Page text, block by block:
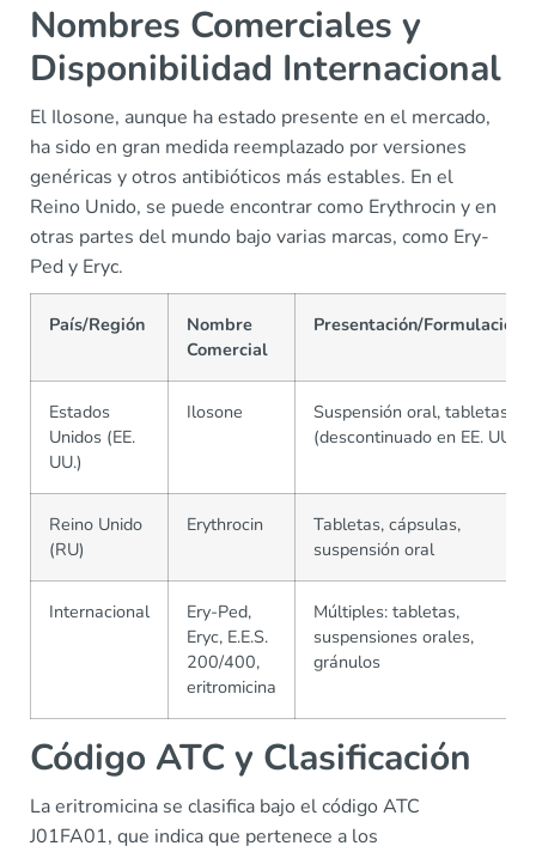
Nombres Comerciales y
Disponibilidad Internacional
El Ilosone, aunque ha estado presente en el mercado,
ha sido en gran medida reemplazado por versiones
genéricas y otros antibióticos más estables. En el
Reino Unido, se puede encontrar como Erythrocin y en
otras partes del mundo bajo varias marcas, como Ery-
Ped y Eryc.
País/Región
Nombre
Comercial
Presentación/Formulación
Estados
Unidos (EE.
UU.)
Ilosone
Suspensión oral, tabletas
(descontinuado en EE. UU.)
Reino Unido
(RU)
Erythrocin
Tabletas, cápsulas,
suspensión oral
Internacional
Ery-Ped,
Eryc, E.E.S.
200/400,
eritromicina
Múltiples: tabletas,
suspensiones orales,
gránulos
Código ATC y Clasificación
La eritromicina se clasifica bajo el código ATC
J01FA01, que indica que pertenece a los